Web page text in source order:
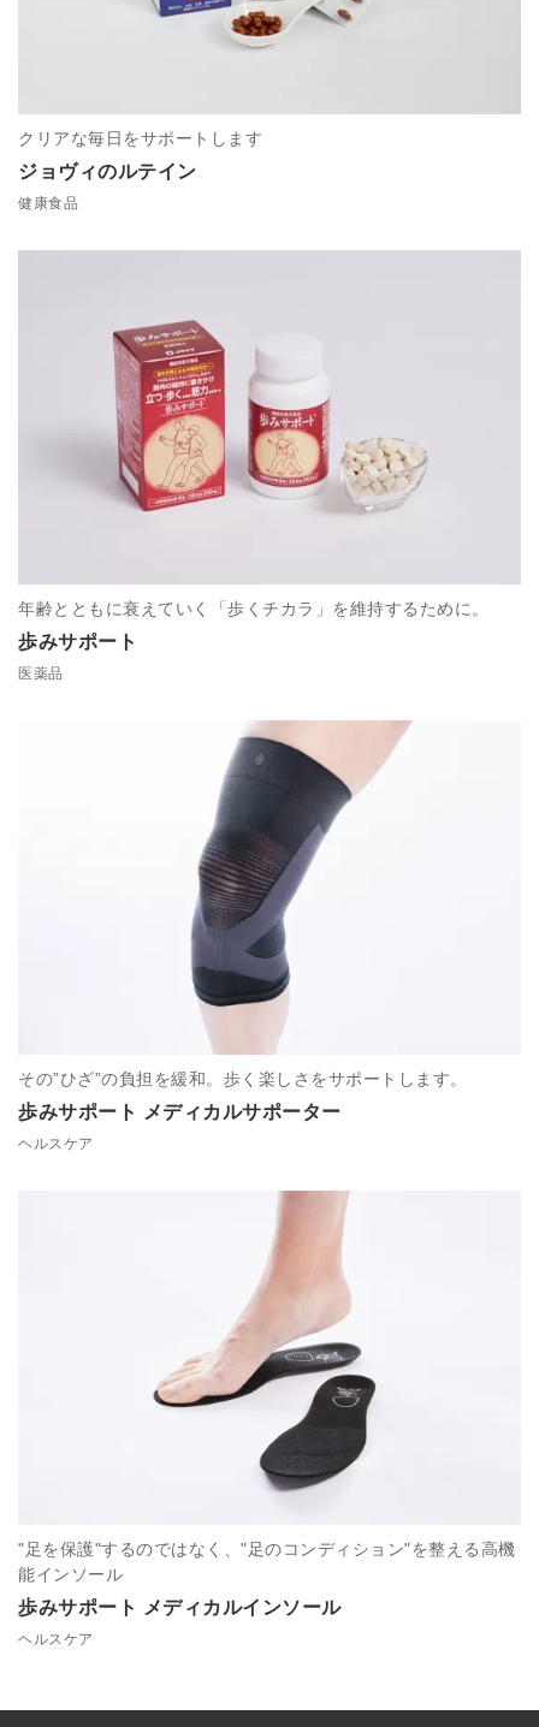
ジョヴィのルテイン
クリアな毎日をサポートします
健康食品
歩みサポート
年齢とともに衰えていく「歩くチカラ」を維持するために。
医薬品
歩みサポート メディカルサポーター
その”ひざ”の負担を緩和。歩く楽しさをサポートします。
ヘルスケア
歩みサポート メディカルインソール
"足を保護"するのではなく、"足のコンディション"を整える高機
能インソール
ヘルスケア